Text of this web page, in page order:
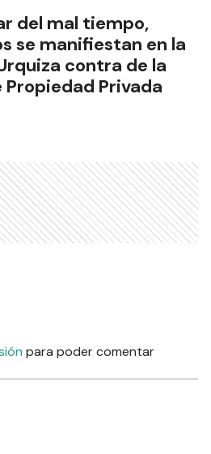
del mal tiempo,
se manifiestan en la
contra de la
Propiedad Privada
para poder comentar